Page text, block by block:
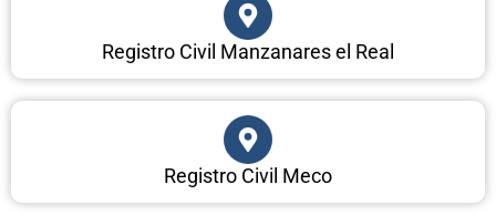
Registro Civil Manzanares el Real
Registro Civil Meco